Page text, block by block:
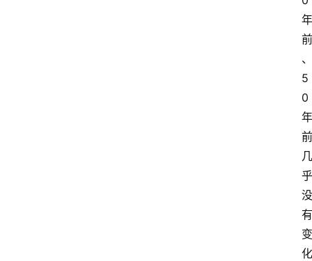
年
前
、
5
0
年
前
几
乎
没
有
变
化